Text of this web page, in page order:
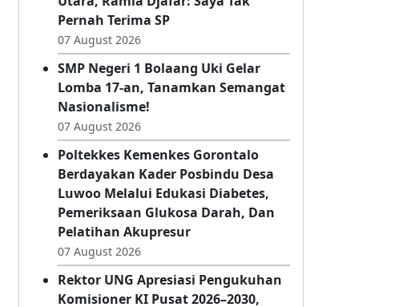
RDP Penonaktifan Kades Toto
Utara, Ramla Djafar: Saya Tak
Pernah Terima SP
07 August 2026
SMP Negeri 1 Bolaang Uki Gelar
Lomba 17-an, Tanamkan Semangat
Nasionalisme!
07 August 2026
Poltekkes Kemenkes Gorontalo
Berdayakan Kader Posbindu Desa
Luwoo Melalui Edukasi Diabetes,
Pemeriksaan Glukosa Darah, Dan
Pelatihan Akupresur
07 August 2026